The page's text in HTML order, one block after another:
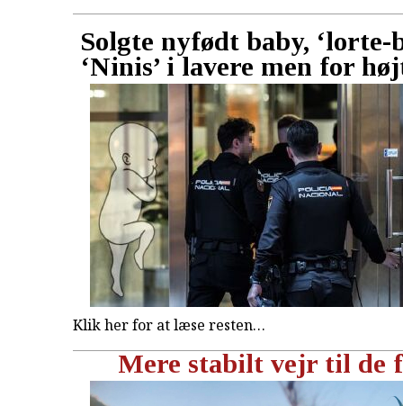
Solgte nyfødt baby, ‘lorte-
‘Ninis’ i lavere men for
Klik her for at læse resten…
Mere stabilt vejr til de